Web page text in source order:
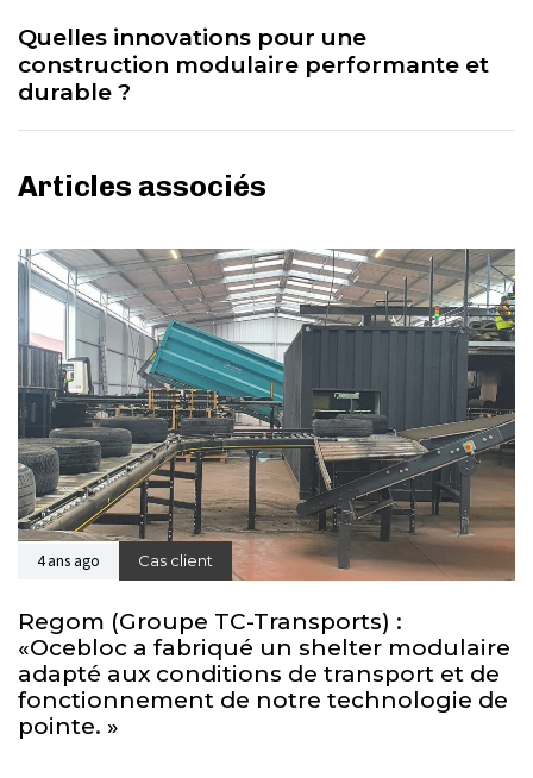
Quelles innovations pour une
construction modulaire performante et
durable ?
Articles associés
4 ans ago Cas client
Regom (Groupe TC-Transports) :
«Ocebloc a fabriqué un shelter modulaire
adapté aux conditions de transport et de
fonctionnement de notre technologie de
pointe. »